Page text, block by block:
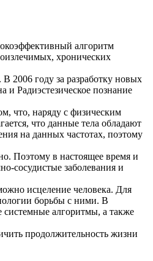
алгоритм
хронических
году за разработку новых
Радиэстезическое познание
что, наряду с физическим
что данные тела обладают
на данных частотах, поэтому
Поэтому в настоящее время и
сосудистые заболевания и
исцеление человека. Для
борьбы с ними. В
алгоритмы, а также
продолжительность жизни